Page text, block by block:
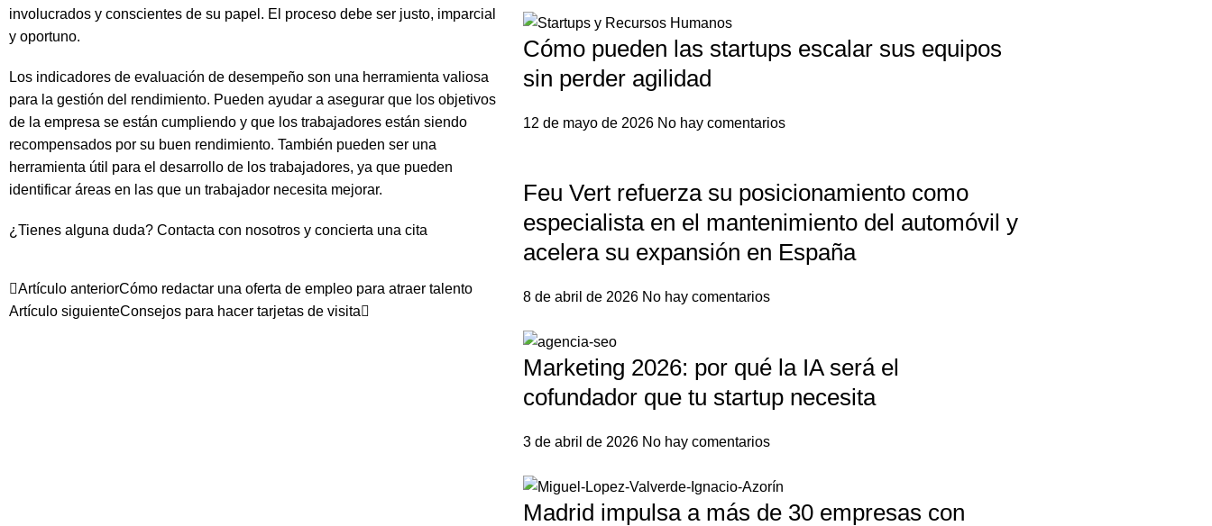
involucrados y conscientes de su papel. El proceso debe ser justo, imparcial
y oportuno.
Los indicadores de evaluación de desempeño son una herramienta valiosa
para la gestión del rendimiento. Pueden ayudar a asegurar que los objetivos
de la empresa se están cumpliendo y que los trabajadores están siendo
recompensados ​​por su buen rendimiento. También pueden ser una
herramienta útil para el desarrollo de los trabajadores, ya que pueden
identificar áreas en las que un trabajador necesita mejorar.
¿Tienes alguna duda? Contacta con nosotros y concierta una cita
Artículo anteriorCómo redactar una oferta de empleo para atraer talento
Artículo siguienteConsejos para hacer tarjetas de visita
Cómo pueden las startups escalar sus equipos
sin perder agilidad
12 de mayo de 2026 No hay comentarios
Feu Vert refuerza su posicionamiento como
especialista en el mantenimiento del automóvil y
acelera su expansión en España
8 de abril de 2026 No hay comentarios
Marketing 2026: por qué la IA será el
cofundador que tu startup necesita
3 de abril de 2026 No hay comentarios
Madrid impulsa a más de 30 empresas con